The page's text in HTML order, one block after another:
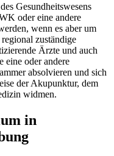
Gesundheitswesens
oder eine andere
wenn es aber um
zuständige
Ärzte und auch
eine oder andere
absolvieren und sich
der Akupunktur, dem
widmen.
in